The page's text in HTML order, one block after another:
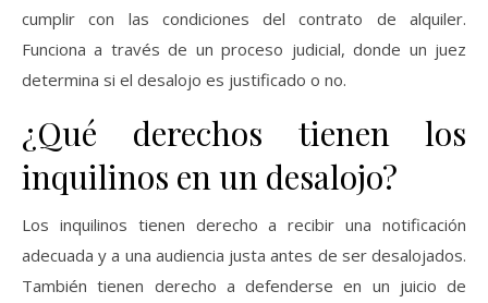
cumplir con las condiciones del contrato de alquiler.
Funciona a través de un proceso judicial, donde un juez
determina si el desalojo es justificado o no.
¿Qué derechos tienen los
inquilinos en un desalojo?
Los inquilinos tienen derecho a recibir una notificación
adecuada y a una audiencia justa antes de ser desalojados.
También tienen derecho a defenderse en un juicio de